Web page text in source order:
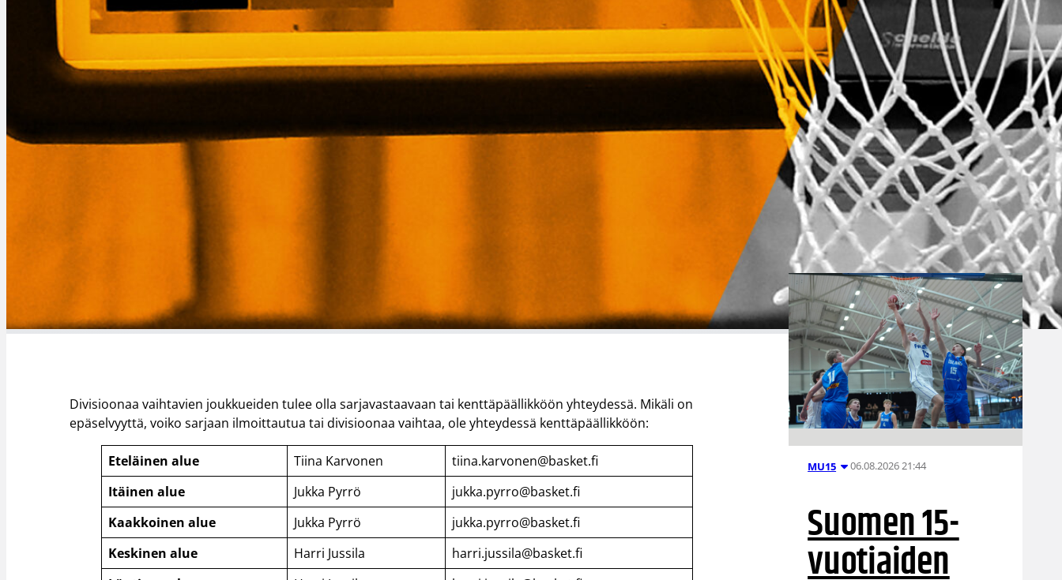
Divisioonaa vaihtavien joukkueiden tulee olla sarjavastaavaan tai kenttäpäällikköön yhteydessä. Mikäli on
epäselvyyttä, voiko sarjaan ilmoittautua tai divisioonaa vaihtaa, ole yhteydessä kenttäpäällikköön:
Eteläinen alue Tiina Karvonen
tiina.karvonen@basket.fi
Itäinen alue
Jukka Pyrrö
jukka.pyrro@basket.fi
Kaakkoinen alue
Jukka Pyrrö
jukka.pyrro@basket.fi
Keskinen alue
Harri Jussila
harri.jussila@basket.fi
Susiladies nappasi
harvinaislaatuisen voiton
Liettuasta Tukholmassa
pelatussa maaottelussa.
Susiladies voitti vakuuttavasti
Liettuan 81-70 (48-36) Elina
Aarnisalon 22 pisteen
johdattamana. Suomi pelaa
Tukholmassa vielä toisen
ottelun, kun huomenna vastaan
tulee Ruotsi.
MU15 06.08.2026 21:44
Suomen 15-
vuotiaiden